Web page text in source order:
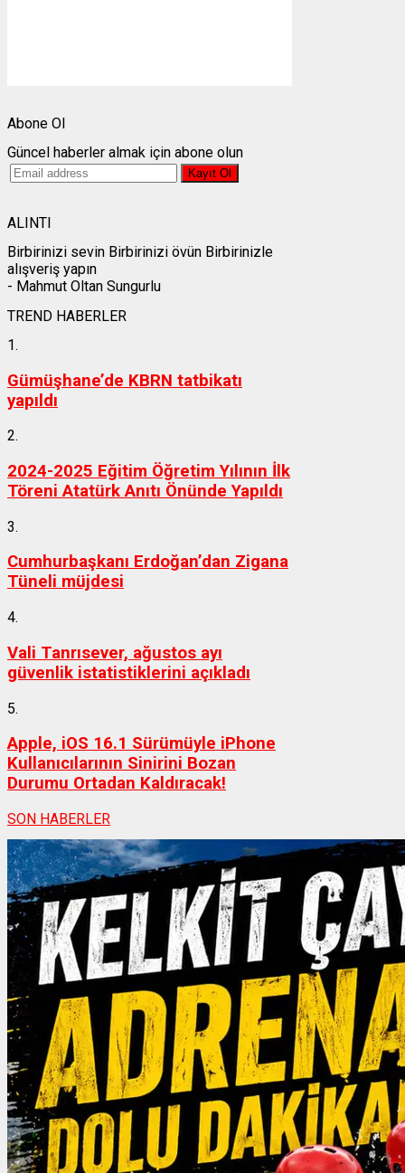
Abone Ol
Güncel haberler almak için abone olun
ALINTI
Birbirinizi sevin Birbirinizi övün Birbirinizle
alışveriş yapın
- Mahmut Oltan Sungurlu
TREND HABERLER
1.
Gümüşhane’de KBRN tatbikatı
yapıldı
2.
2024-2025 Eğitim Öğretim Yılının İlk
Töreni Atatürk Anıtı Önünde Yapıldı
3.
Cumhurbaşkanı Erdoğan’dan Zigana
Tüneli müjdesi
4.
Vali Tanrısever, ağustos ayı
güvenlik istatistiklerini açıkladı
5.
Apple, iOS 16.1 Sürümüyle iPhone
Kullanıcılarının Sinirini Bozan
Durumu Ortadan Kaldıracak!
SON HABERLER